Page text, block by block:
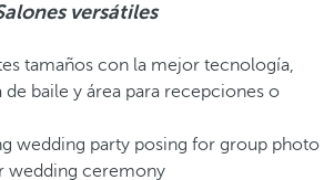
versátiles
tamaños con la mejor tecnología,
baile y área para recepciones o